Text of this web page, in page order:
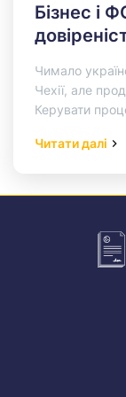
Бізнес і
дій
Чимало
Чехії, але
Керувати
Читати далі